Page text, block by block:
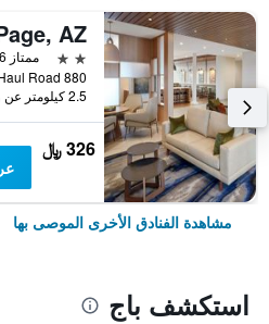
2 نجمتين
ممتاز 8.6
2.5 كيلومتر عن وسط المدينة
326 ﷼
مشاهدة الفنادق الأخرى الموصى بها
استكشف باج